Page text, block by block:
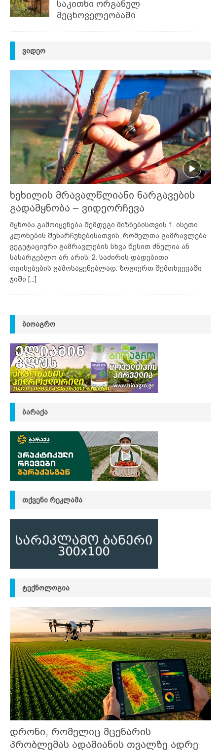
საკითხი ორგანულ
მეცხოველეობაში
ᲕᲘᲓᲔᲝ
ხეხილის მრავალწლიანი ნარგავების
გადამყნობა – ვიდეორჩევა
მყნობა გამოიყენება შემდეგი მიზნებისთვის 1. ისეთი
კლონების შენარჩუნებისათვის, რომელთა გამრავლება
ვეგეტაციური გამრავლების სხვა წესით ძნელია ან
სასარგებლო არ არის; 2. საძირის დადებითი
თვისებების გამოსაყენებლად. ზოგიერთ შემთხვევაში
ჯიში [...]
ᲑᲘᲝᲐᲒᲠᲝ
ᲑᲐᲠᲐᲥᲐ
ᲗᲥᲕᲔᲜᲘ ᲠᲔᲙᲚᲐᲛᲐ
ᲢᲔᲥᲜᲝᲚᲝᲒᲘᲐ
დრონი, რომელიც მცენარის
პრობლემას ადამიანის თვალზე ადრე